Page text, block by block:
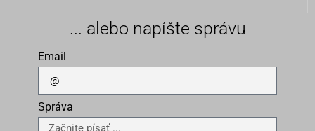
... alebo napíšte správu
Email
Správa